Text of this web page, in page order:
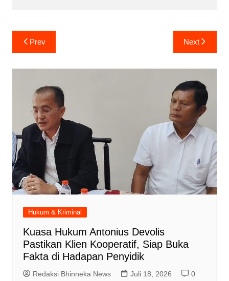
Navigasi
pos
Prev Next
Hukum & Kriminal
Kuasa Hukum Antonius Devolis
Pastikan Klien Kooperatif, Siap Buka
Fakta di Hadapan Penyidik
Redaksi Bhinneka News Juli 18, 2026 0